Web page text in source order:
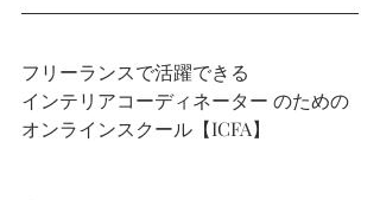
フリーランスで活躍できる
インテリアコーディネーター のための
オンラインスクール【ICFA】